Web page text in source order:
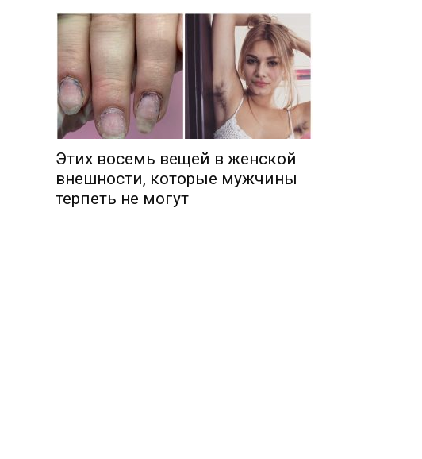
Этих восемь вещей в женской
внешности, которые мужчины
терпеть не могут